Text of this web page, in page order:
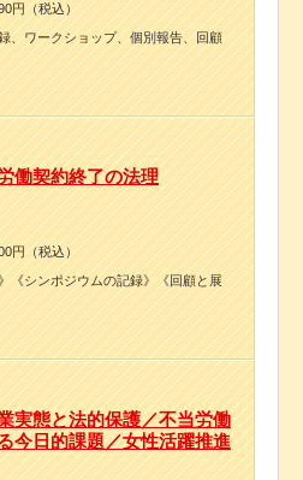
円（税込）
、ワークショップ、個別報告、回顧
働契約終了の法理
円（税込）
《シンポジウムの記録》《回顧と展
実態と法的保護／不当労働
今日的課題／女性活躍推進